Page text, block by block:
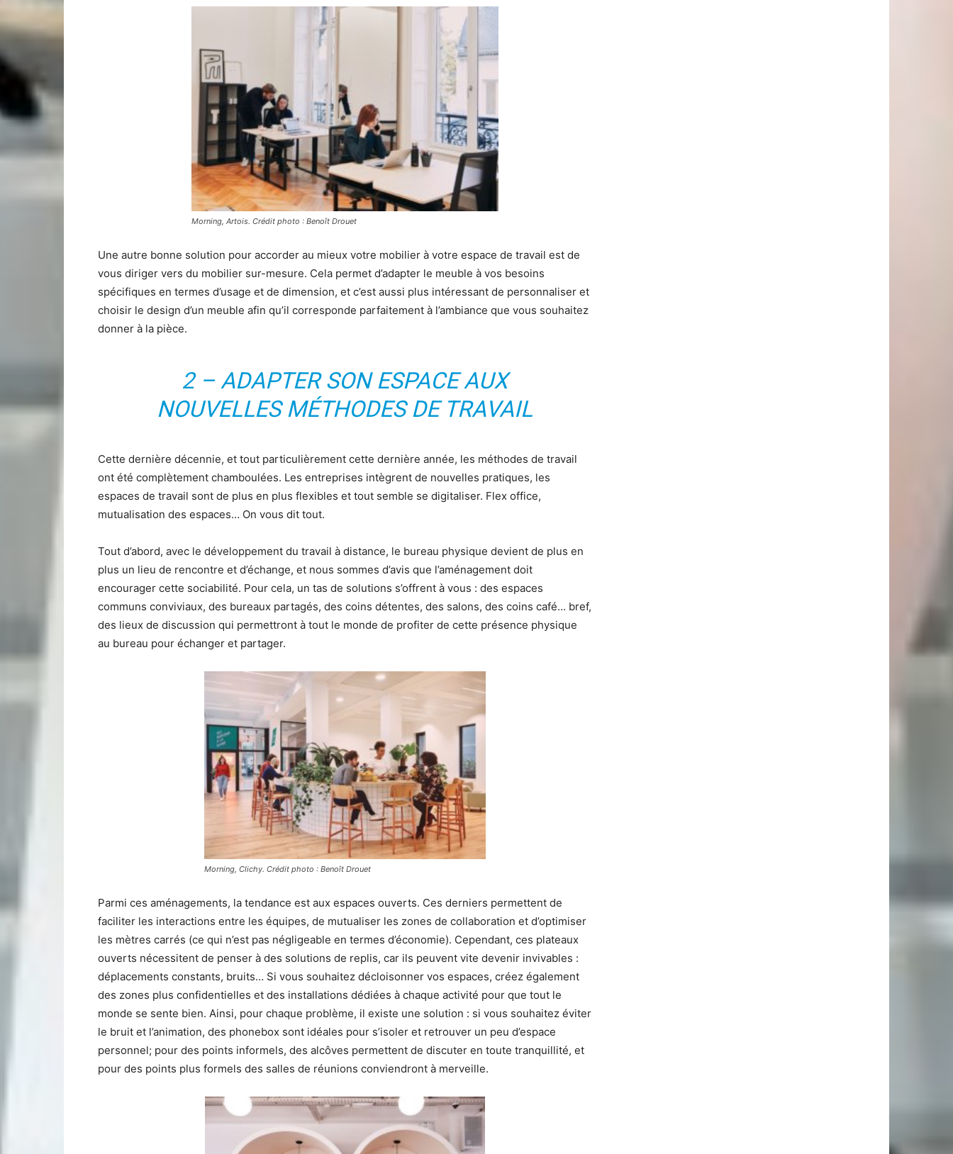
Morning, Artois. Crédit photo : Benoît Drouet
Une autre bonne solution pour accorder au mieux votre mobilier à votre espace de travail est de
vous diriger vers du mobilier sur-mesure. Cela permet d’adapter le meuble à vos besoins
spécifiques en termes d’usage et de dimension, et c’est aussi plus intéressant de personnaliser et
choisir le design d’un meuble afin qu’il corresponde parfaitement à l’ambiance que vous souhaitez
donner à la pièce.
2 – ADAPTER SON ESPACE AUX
NOUVELLES MÉTHODES DE TRAVAIL
Cette dernière décennie, et tout particulièrement cette dernière année, les méthodes de travail
ont été complètement chamboulées. Les entreprises intègrent de nouvelles pratiques, les
espaces de travail sont de plus en plus flexibles et tout semble se digitaliser. Flex office,
mutualisation des espaces… On vous dit tout.
Tout d’abord, avec le développement du travail à distance, le bureau physique devient de plus en
plus un lieu de rencontre et d’échange, et nous sommes d’avis que l’aménagement doit
encourager cette sociabilité. Pour cela, un tas de solutions s’offrent à vous : des espaces
communs conviviaux, des bureaux partagés, des coins détentes, des salons, des coins café… bref,
des lieux de discussion qui permettront à tout le monde de profiter de cette présence physique
au bureau pour échanger et partager.
Morning, Clichy. Crédit photo : Benoît Drouet
Parmi ces aménagements, la tendance est aux espaces ouverts. Ces derniers permettent de
faciliter les interactions entre les équipes, de mutualiser les zones de collaboration et d’optimiser
les mètres carrés (ce qui n’est pas négligeable en termes d’économie). Cependant, ces plateaux
ouverts nécessitent de penser à des solutions de replis, car ils peuvent vite devenir invivables :
déplacements constants, bruits… Si vous souhaitez décloisonner vos espaces, créez également
des zones plus confidentielles et des installations dédiées à chaque activité pour que tout le
monde se sente bien. Ainsi, pour chaque problème, il existe une solution : si vous souhaitez éviter
le bruit et l’animation, des phonebox sont idéales pour s’isoler et retrouver un peu d’espace
personnel; pour des points informels, des alcôves permettent de discuter en toute tranquillité, et
pour des points plus formels des salles de réunions conviendront à merveille.